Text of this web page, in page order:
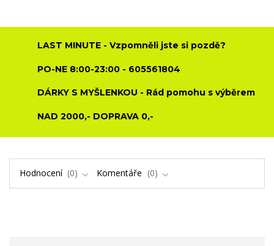
LAST MINUTE - Vzpomněli jste si pozdě?
PO-NE 8:00-23:00 - 605561804
DÁRKY S MYŠLENKOU - Rád pomohu s výběrem
NAD 2000,- DOPRAVA 0,-
Hodnocení 0 Komentáře 0